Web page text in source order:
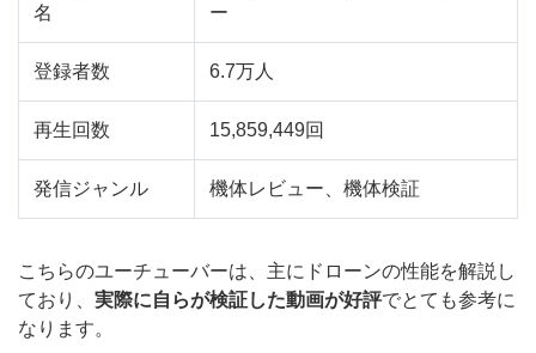
名
ー
登録者数 6.7万人
再生回数 15,859,449回
発信ジャンル 機体レビュー、機体検証
こちらのユーチューバーは、主にドローンの性能を解説し
ており、 実際に自らが検証した動画が好評でとても参考に
なります。